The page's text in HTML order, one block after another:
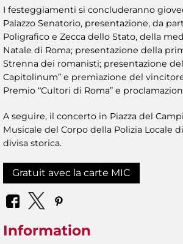
I festeggiamenti si concluderanno
Palazzo Senatorio, presentazione, da
Poligrafico e Zecca dello Stato, della
Natale di Roma; presentazione della
Strenna dei romanisti; presentazione
Capitolinum” e premiazione del
Premio “Cultori di Roma” e
A seguire, il concerto in Piazza del
Musicale del Corpo della Polizia Locale
divisa storica.
Gratuit avec la carte MIC
Information